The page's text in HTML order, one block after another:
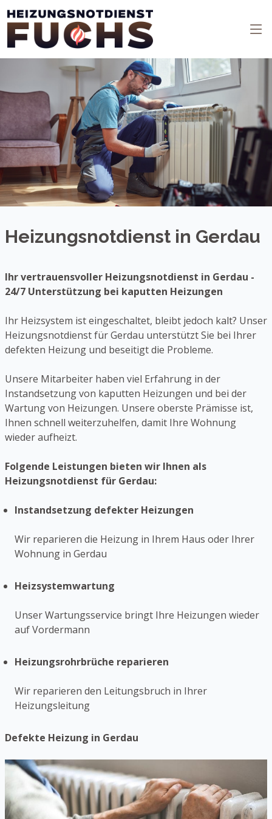
Heizungsnotdienst in Gerdau
Ihr vertrauensvoller Heizungsnotdienst in Gerdau -
24/7 Unterstützung bei kaputten Heizungen
Ihr Heizsystem ist eingeschaltet, bleibt jedoch kalt? Unser
Heizungsnotdienst für Gerdau unterstützt Sie bei Ihrer
defekten Heizung und beseitigt die Probleme.
Unsere Mitarbeiter haben viel Erfahrung in der
Instandsetzung von kaputten Heizungen und bei der
Wartung von Heizungen. Unsere oberste Prämisse ist,
Ihnen schnell weiterzuhelfen, damit Ihre Wohnung
wieder aufheizt.
Folgende Leistungen bieten wir Ihnen als
Heizungsnotdienst für Gerdau:
Instandsetzung defekter Heizungen
Wir reparieren die Heizung in Ihrem Haus oder Ihrer
Wohnung in Gerdau
Heizsystemwartung
Unser Wartungsservice bringt Ihre Heizungen wieder
auf Vordermann
Heizungsrohrbrüche reparieren
Wir reparieren den Leitungsbruch in Ihrer
Heizungsleitung
Defekte Heizung in Gerdau